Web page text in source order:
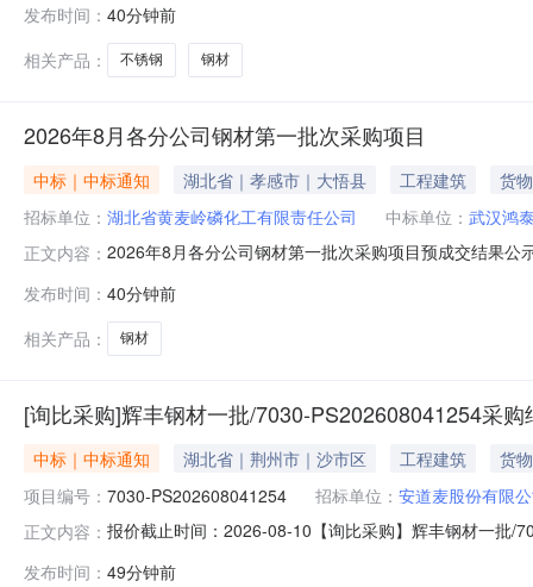
08月05日完成评审工作。根据评审小组提交的评审报告
物资有限公司泰
发布时间： 40分钟前
相关产品：
不锈钢 钢材
2026年8月各分公司钢材第一批次采购项目
中标｜中标通知 湖北省｜孝感市｜大悟县 工程建筑
货物
招标单位： 湖北省黄麦岭磷化工有限责任公司 中标单位： 武汉鸿
正文内容： 2026年8月各分公司钢材第一批次采购项目预成交结果
果，现进行预成交结果公示。二、预成交结果名次第一
305551.093
发布时间： 40分钟前
相关产品：
钢材
[询比采购]辉丰钢材一批/7030-PS202608041254采购
中标｜中标通知 湖北省｜荆州市｜沙市区 工程建筑
货物
项目编号： 7030-PS202608041254 招标单位： 安道麦股份有限
正文内容： 报价截止时间：2026-08-10【询比采购】辉丰钢材一批/
式：如对公示内容有异议的，请于本结果公布之日起0个
发布时间： 49分钟前